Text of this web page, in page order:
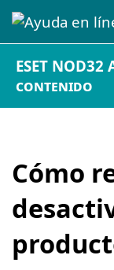
ESET
contenido
Cómo